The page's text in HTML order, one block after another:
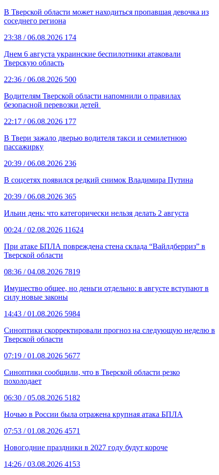
В Тверской области может находиться пропавшая девочка из
соседнего региона
23:38 / 06.08.2026 174
Днем 6 августа украинские беспилотники атаковали
Тверскую область
22:36 / 06.08.2026 500
Водителям Тверской области напомнили о правилах
безопасной перевозки детей
22:17 / 06.08.2026 177
В Твери зажало дверью водителя такси и семилетнюю
пассажирку
20:39 / 06.08.2026 236
В соцсетях появился редкий снимок Владимира Путина
20:39 / 06.08.2026 365
Ильин день: что категорически нельзя делать 2 августа
00:24 / 02.08.2026 11624
При атаке БПЛА повреждена стена склада “Вайлдберриз” в
Тверской области
08:36 / 04.08.2026 7819
Имущество общее, но деньги отдельно: в августе вступают в
силу новые законы
14:43 / 01.08.2026 5984
Синоптики скорректировали прогноз на следующую неделю в
Тверской области
07:19 / 01.08.2026 5677
Синоптики сообщили, что в Тверской области резко
похолодает
06:30 / 05.08.2026 5182
Ночью в России была отражена крупная атака БПЛА
07:53 / 01.08.2026 4571
Новогодние праздники в 2027 году будут короче
14:26 / 03.08.2026 4153